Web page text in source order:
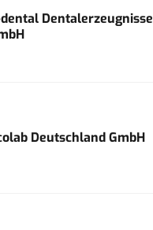
dental Dentalerzeugnisse
Deutschland GmbH